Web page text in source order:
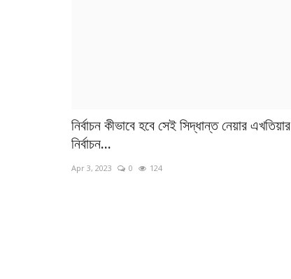
নির্বাচন কীভাবে হবে সেই সিদ্ধান্ত নেয়ার এখতিয়ার
নির্বাচন...
Apr 3, 2023 0 124
Oct 23, 2023 0 41